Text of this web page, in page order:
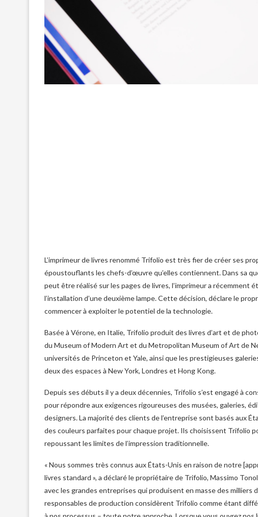
L’imprimeur de livres renommé Trifolio est très fier de créer ses
époustouflants les chefs-d’œuvre qu’elles contiennent. Dans sa
peut être réalisé sur les pages de livres, l’imprimeur a récemment
l’installation d’une deuxième lampe. Cette décision, déclare le
commencer à exploiter le potentiel de la technologie.
Basée à Vérone, en Italie, Trifolio produit des livres d’art et de
du Museum of Modern Art et du Metropolitan Museum of Art de
universités de Princeton et Yale, ainsi que les prestigieuses
deux des espaces à New York, Londres et Hong Kong.
Depuis ses débuts il y a deux décennies, Trifolio s’est engagé à
pour répondre aux exigences rigoureuses des musées, galeries,
designers. La majorité des clients de l’entreprise sont basés aux
des couleurs parfaites pour chaque projet. Ils choisissent Trifolio
repoussant les limites de l’impression traditionnelle.
« Nous sommes très connus aux États-Unis en raison de notre
livres standard », a déclaré le propriétaire de Trifolio, Massimo
avec les grandes entreprises qui produisent en masse des milliers
responsables de production considèrent Trifolio comme étant